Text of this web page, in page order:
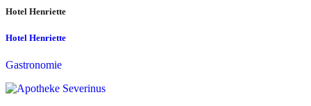
Hotel Henriette
Hotel Henriette
Gastronomie